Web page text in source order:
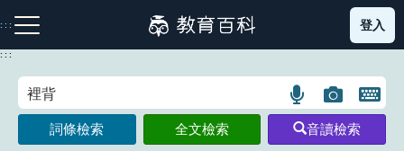
到
主
:::
注音索引圖示 筆畫索引圖示 部首索引表圖示
登入
:::
語
言
搜
圖
片
搜
開
鍵
詞條檢索 全文檢索 音讀檢索